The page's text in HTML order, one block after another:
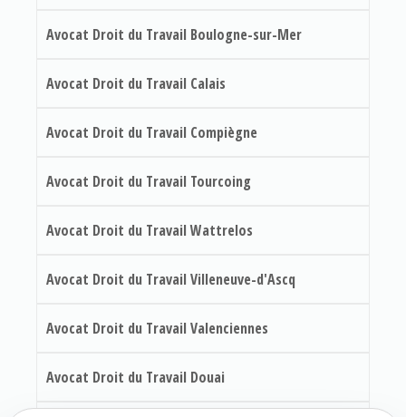
Avocat Droit du Travail Boulogne-sur-Mer
Avocat Droit du Travail Calais
Avocat Droit du Travail Compiègne
Avocat Droit du Travail Tourcoing
Avocat Droit du Travail Wattrelos
Avocat Droit du Travail Villeneuve-d'Ascq
Avocat Droit du Travail Valenciennes
Avocat Droit du Travail Douai